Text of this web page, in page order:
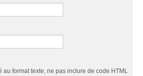
au format texte, ne pas inclure de code HTML